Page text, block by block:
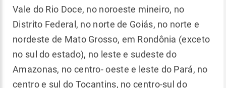
Vale do Rio Doce, no noroeste mineiro, no
Distrito Federal, no norte de Goiás, no norte e
nordeste de Mato Grosso, em Rondônia (exceto
no sul do estado), no leste e sudeste do
Amazonas, no centro- oeste e leste do Pará, no
centro e sul do Tocantins, no centro-sul do